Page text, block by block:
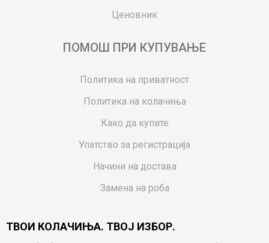
Ценовник
ПОМОШ ПРИ КУПУВАЊЕ
Политика на приватност
Политика на колачиња
Како да купите
Упатство за регистрација
Начини на достава
Замена на роба
Ваучери
ТВОИ КОЛАЧИЊА. ТВОЈ ИЗБОР.